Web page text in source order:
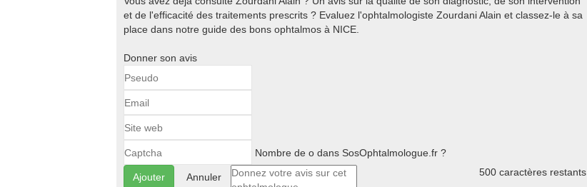
et de l'efficacité des traitements prescrits ? Evaluez l'ophtalmologiste Zourdani Alain et classez-le à sa
place dans notre guide des bons ophtalmos à NICE.
Donner son avis
Nombre de o dans SosOphtalmologue.fr ?
Annuler 500 caractères restants